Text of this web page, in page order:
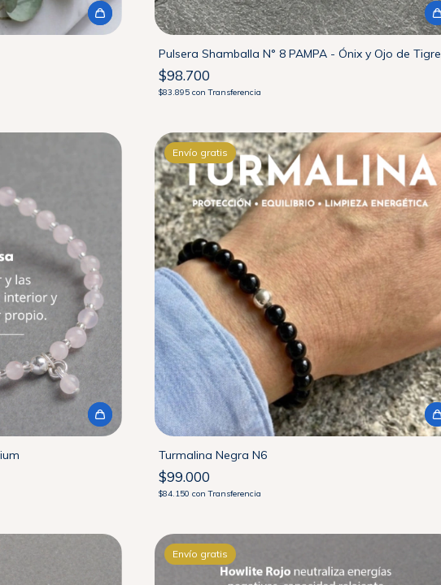
Pulsera Shamballa N° 8 PAMPA - Ónix y Ojo de Tigre
$98.700
$83.895 con Transferencia
Envío gratis
Turmalina Negra N6
$99.000
$84.150 con Transferencia
Envío gratis